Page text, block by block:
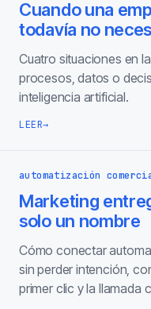
Cuando una
todavía no
Cuatro situaciones en
procesos, datos o
inteligencia artificial.
LEER→
automatización
Marketing
solo un nombre
Cómo conectar
sin perder intención,
primer clic y la llamada